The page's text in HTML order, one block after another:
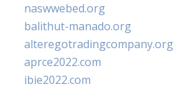
naswwebed.org
balithut-manado.org
alteregotradingcompany.org
aprce2022.com
ibie2022.com